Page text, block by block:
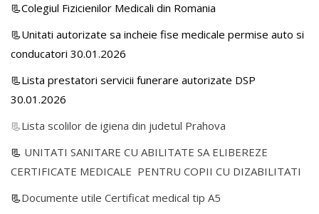
📃Colegiul Fizicienilor Medicali din Romania
📃Unitati autorizate sa incheie fise medicale permise auto si
conducatori 30.01.2026
📃Lista prestatori servicii funerare autorizate DSP
30.01.2026
📃Lista scolilor de igiena din judetul Prahova
📃 UNITATI SANITARE CU ABILITATE SA ELIBEREZE
CERTIFICATE MEDICALE PENTRU COPII CU DIZABILITATI
📃Documente utile Certificat medical tip A5